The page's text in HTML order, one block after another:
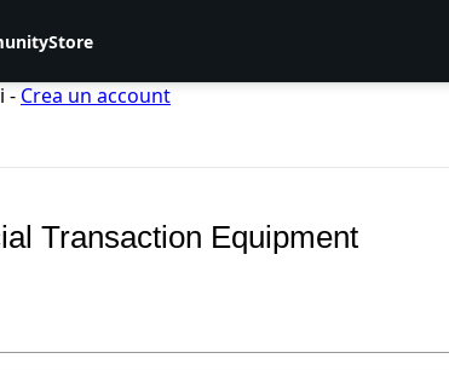
Store
- Crea un account
Transaction Equipment